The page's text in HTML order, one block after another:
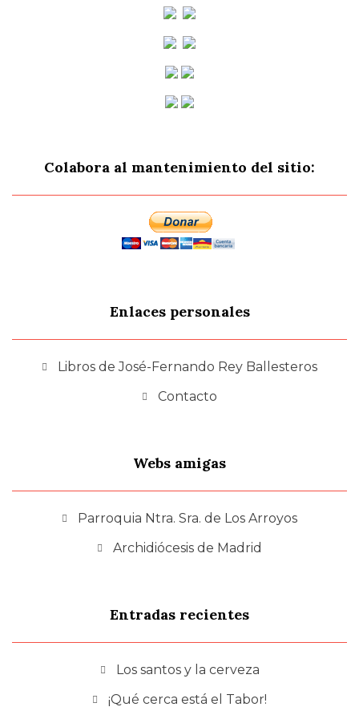
Colabora al mantenimiento del sitio:
Enlaces personales
Libros de José-Fernando Rey Ballesteros
Contacto
Webs amigas
Parroquia Ntra. Sra. de Los Arroyos
Archidiócesis de Madrid
Entradas recientes
Los santos y la cerveza
¡Qué cerca está el Tabor!